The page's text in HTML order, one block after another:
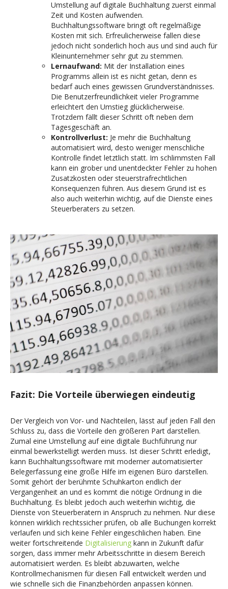
Umstellung auf digitale Buchhaltung zuerst einmal
Zeit und Kosten aufwenden.
Buchhaltungssoftware bringt oft regelmäßige
Kosten mit sich. Erfreulicherweise fallen diese
jedoch nicht sonderlich hoch aus und sind auch für
Kleinunternehmer sehr gut zu stemmen.
Lernaufwand: Mit der Installation eines
Programms allein ist es nicht getan, denn es
bedarf auch eines gewissen Grundverständnisses.
Die Benutzerfreundlichkeit vieler Programme
erleichtert den Umstieg glücklicherweise.
Trotzdem fällt dieser Schritt oft neben dem
Tagesgeschäft an.
Kontrollverlust: Je mehr die Buchhaltung
automatisiert wird, desto weniger menschliche
Kontrolle findet letztlich statt. Im schlimmsten Fall
kann ein grober und unentdeckter Fehler zu hohen
Zusatzkosten oder steuerstrafrechtlichen
Konsequenzen führen. Aus diesem Grund ist es
also auch weiterhin wichtig, auf die Dienste eines
Steuerberaters zu setzen.
Fazit: Die Vorteile überwiegen eindeutig
Der Vergleich von Vor- und Nachteilen, lässt auf jeden Fall den
Schluss zu, dass die Vorteile den größeren Part darstellen.
Zumal eine Umstellung auf eine digitale Buchführung nur
einmal bewerkstelligt werden muss. Ist dieser Schritt erledigt,
kann Buchhaltungssoftware mit moderner automatisierter
Belegerfassung eine große Hilfe im eigenen Büro darstellen.
Somit gehört der berühmte Schuhkarton endlich der
Vergangenheit an und es kommt die nötige Ordnung in die
Buchhaltung. Es bleibt jedoch auch weiterhin wichtig, die
Dienste von Steuerberatern in Anspruch zu nehmen. Nur diese
können wirklich rechtssicher prüfen, ob alle Buchungen korrekt
verlaufen und sich keine Fehler eingeschlichen haben. Eine
weiter fortschreitende Digitalisierung kann in Zukunft dafür
sorgen, dass immer mehr Arbeitsschritte in diesem Bereich
automatisiert werden. Es bleibt abzuwarten, welche
Kontrollmechanismen für diesen Fall entwickelt werden und
wie schnelle sich die Finanzbehörden anpassen können.